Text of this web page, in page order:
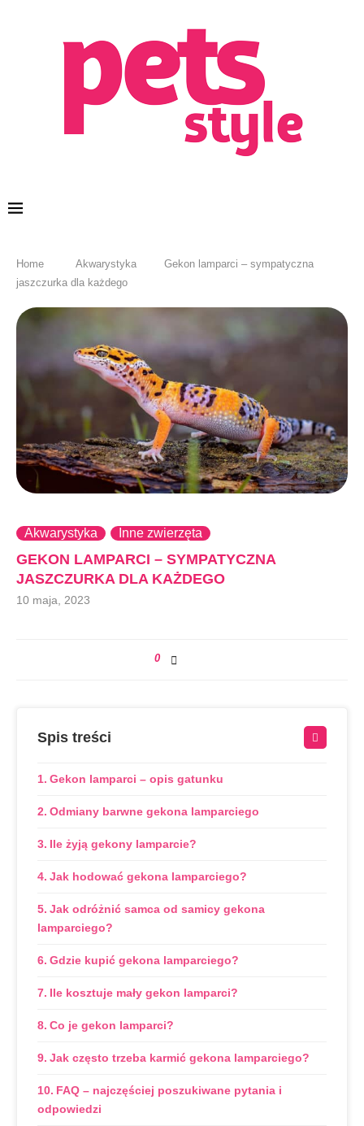
Home Akwarystyka
Gekon lamparci – sympatyczna
jaszczurka dla każdego
Akwarystyka Inne zwierzęta
GEKON LAMPARCI – SYMPATYCZNA
JASZCZURKA DLA KAŻDEGO
10 maja, 2023
0
Spis treści
Gekon lamparci – opis gatunku
Odmiany barwne gekona lamparciego
Ile żyją gekony lamparcie?
Jak hodować gekona lamparciego?
Jak odróżnić samca od samicy gekona
lamparciego?
Gdzie kupić gekona lamparciego?
Ile kosztuje mały gekon lamparci?
Co je gekon lamparci?
Jak często trzeba karmić gekona lamparciego?
FAQ – najczęściej poszukiwane pytania i
odpowiedzi